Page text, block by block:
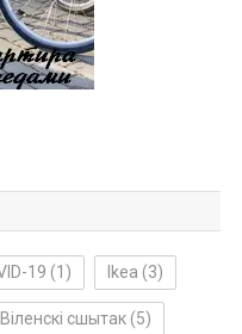
19 (1) Ikea (3)
Віленскі сшытак(5)